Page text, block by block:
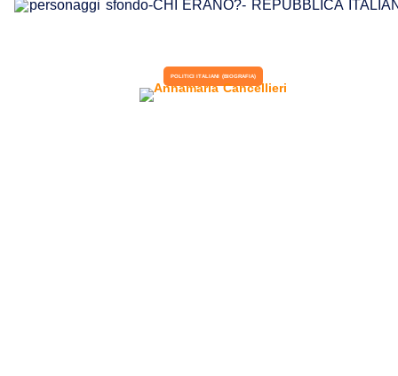
POLITICI ITALIANI (BIOGRAFIA)